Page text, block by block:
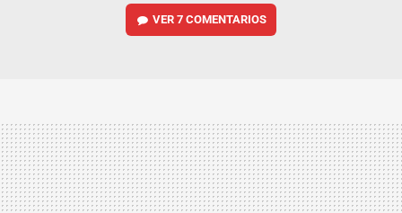
VER7 COMENTARIOS